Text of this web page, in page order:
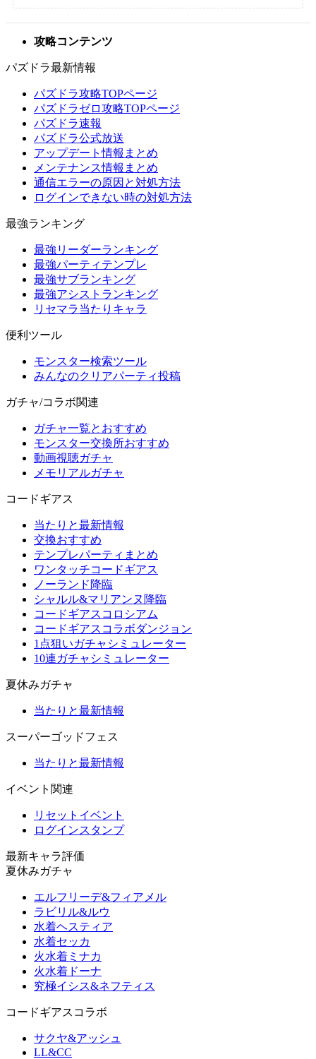
攻略コンテンツ
パズドラ最新情報
パズドラ攻略TOPページ
パズドラゼロ攻略TOPページ
パズドラ速報
パズドラ公式放送
アップデート情報まとめ
メンテナンス情報まとめ
通信エラーの原因と対処方法
ログインできない時の対処方法
最強ランキング
最強リーダーランキング
最強パーティテンプレ
最強サブランキング
最強アシストランキング
リセマラ当たりキャラ
便利ツール
モンスター検索ツール
みんなのクリアパーティ投稿
ガチャ/コラボ関連
ガチャ一覧とおすすめ
モンスター交換所おすすめ
動画視聴ガチャ
メモリアルガチャ
コードギアス
当たりと最新情報
交換おすすめ
テンプレパーティまとめ
ワンタッチコードギアス
ノーランド降臨
シャルル&マリアンヌ降臨
コードギアスコロシアム
コードギアスコラボダンジョン
1点狙いガチャシミュレーター
10連ガチャシミュレーター
夏休みガチャ
当たりと最新情報
スーパーゴッドフェス
当たりと最新情報
イベント関連
リセットイベント
ログインスタンプ
最新キャラ評価
夏休みガチャ
エルフリーデ&フィアメル
ラビリル&ルウ
水着ヘスティア
水着セッカ
火水着ミナカ
火水着ドーナ
究極イシス&ネフティス
コードギアスコラボ
サクヤ&アッシュ
LL&CC